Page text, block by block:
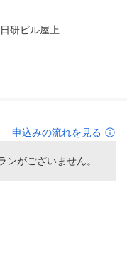
研ビル屋上
申込みの流れを見る
がございません。